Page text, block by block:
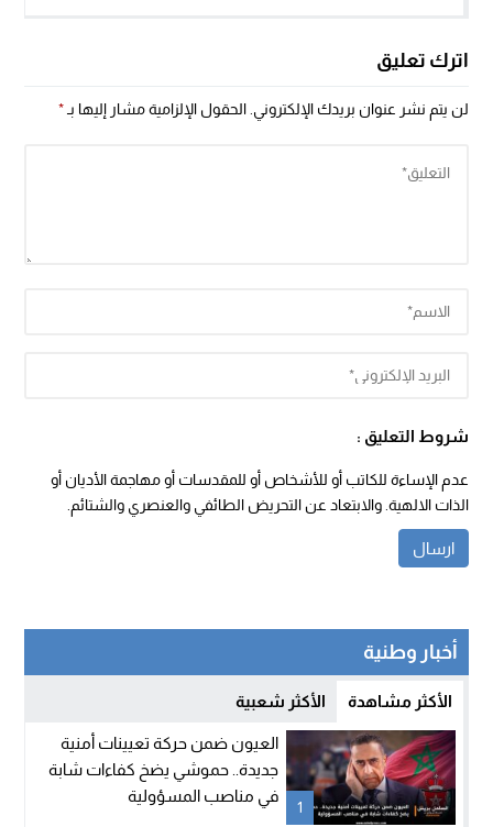
اترك تعليق
لن يتم نشر عنوان بريدك الإلكتروني. الحقول الإلزامية مشار إليها بـ*
شروط التعليق :
عدم الإساءة للكاتب أو للأشخاص أو للمقدسات أو مهاجمة الأديان أو
الذات الالهية. والابتعاد عن التحريض الطائفي والعنصري والشتائم.
أخبار وطنية
الأكثر مشاهدة الأكثر شعبية
1
العيون ضمن حركة تعيينات أمنية
جديدة.. حموشي يضخ كفاءات شابة
في مناصب المسؤولية